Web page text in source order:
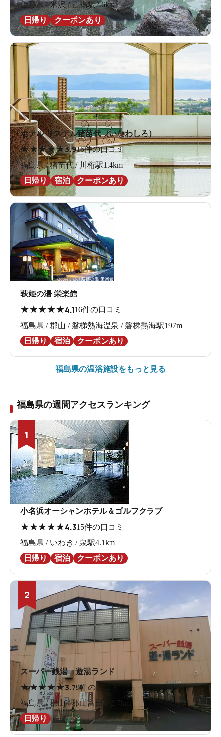
山形県 / 米沢 / 置賜駅2.6km
日帰り
クーポンあり
ホテル リステル猪苗代（いなわしろ）
★★★★★3.916件の口コミ
福島県 / 猪苗代 / 川桁駅1.4km
日帰り
宿泊 クーポンあり
萩姫の湯 栄楽館
★★★★★4.116件の口コミ
福島県 / 郡山 / 磐梯熱海温泉 / 磐梯熱海駅197m
日帰り
宿泊 クーポンあり
福島県の温浴施設をもっと見る
福島県の週間アクセスランキング
1
小名浜オーシャンホテル＆ゴルフクラブ
★★★★★4.315件の口コミ
福島県 / いわき / 泉駅4.1km
日帰り
宿泊 クーポンあり
2
スーパー銭湯 遊湯ランド
★★★★★3.79件の口コミ
福島県 / 郡山 / 郡山富田駅2.7km
日帰り